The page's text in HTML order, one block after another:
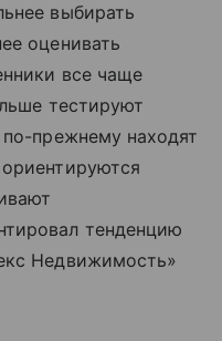
выбирать
оценивать
все чаще
тестируют
прежнему находят
тенденцию
Недвижимость»